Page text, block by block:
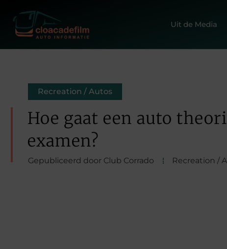
Uit de Media
Recreation / Autos
Hoe gaat een auto
examen?
Gepubliceerd door Club Corrado Recreation /